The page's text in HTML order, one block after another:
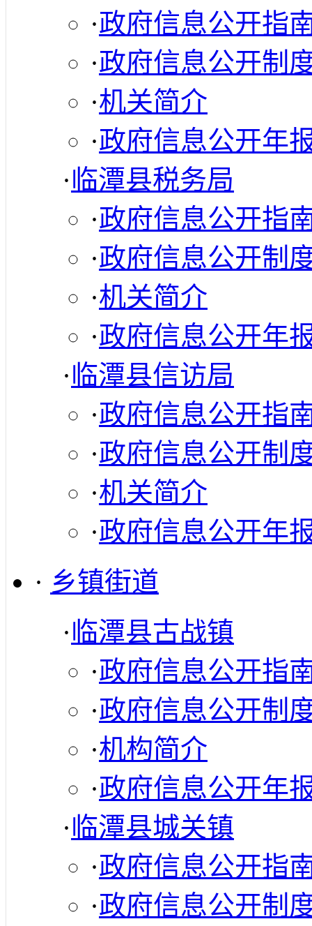
·政府信息公开指
·政府信息公开制
·机关简介
·政府信息公开年
·临潭县税务局
·政府信息公开指
·政府信息公开制
·机关简介
·政府信息公开年
·临潭县信访局
·政府信息公开指
·政府信息公开制
·机关简介
·政府信息公开年
· 乡镇街道
·临潭县古战镇
·政府信息公开指
·政府信息公开制
·机构简介
·政府信息公开年
·临潭县城关镇
·政府信息公开指
·政府信息公开制